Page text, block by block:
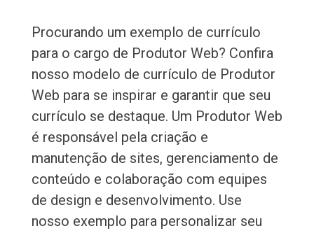
Procurando um exemplo de currículo
para o cargo de Produtor Web? Confira
nosso modelo de currículo de Produtor
Web para se inspirar e garantir que seu
currículo se destaque. Um Produtor Web
é responsável pela criação e
manutenção de sites, gerenciamento de
conteúdo e colaboração com equipes
de design e desenvolvimento. Use
nosso exemplo para personalizar seu